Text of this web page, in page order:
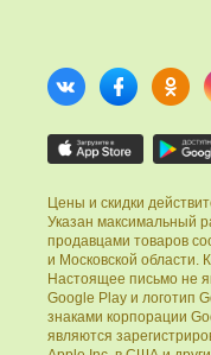
Цены и скидки
Указан максимальный
продавцами товаров
и Московской области.
Настоящее письмо не
Google Play и логотип
знаками корпорации
являются